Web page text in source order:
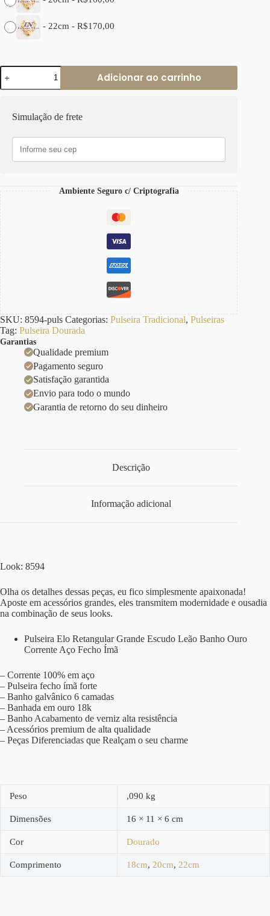
- 22cm - R$170,00
Pulseira
Elo
Retangular
Leão
Ouro
Corrente
Aço
Adicionar ao carrinho
Simulação de frete
Ambiente Seguro c/ Criptografia
SKU: 8594-puls Categorias: Pulseira Tradicional, Pulseiras
Tag: Pulseira Dourada
Garantias
Qualidade premium
Pagamento seguro
Satisfação garantida
Envio para todo o mundo
Garantia de retorno do seu dinheiro
Descrição
Informação adicional
Look: 8594
Olha os detalhes dessas peças, eu fico simplesmente apaixonada!
Aposte em acessórios grandes, eles transmitem modernidade e ousadia
na combinação de seus looks.
Pulseira Elo Retangular Grande Escudo Leão Banho Ouro
Corrente Aço Fecho Ímã
– Corrente 100% em aço
– Pulseira fecho ímã forte
– Banho galvânico 6 camadas
– Banhada em ouro 18k
– Banho Acabamento de verniz alta resistência
– Acessórios premium de alta qualidade
– Peças Diferenciadas que Realçam o seu charme
Peso ,090 kg
Dimensões 16 × 11 × 6 cm
Cor Dourado
Comprimento 18cm, 20cm, 22cm